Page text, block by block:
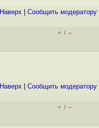
Наверх Cообщить модератору
+ / –
Наверх Cообщить модератору
+ / –